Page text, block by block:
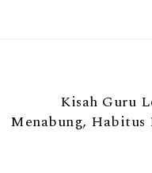
Kisah Guru
Menabung, Habitus